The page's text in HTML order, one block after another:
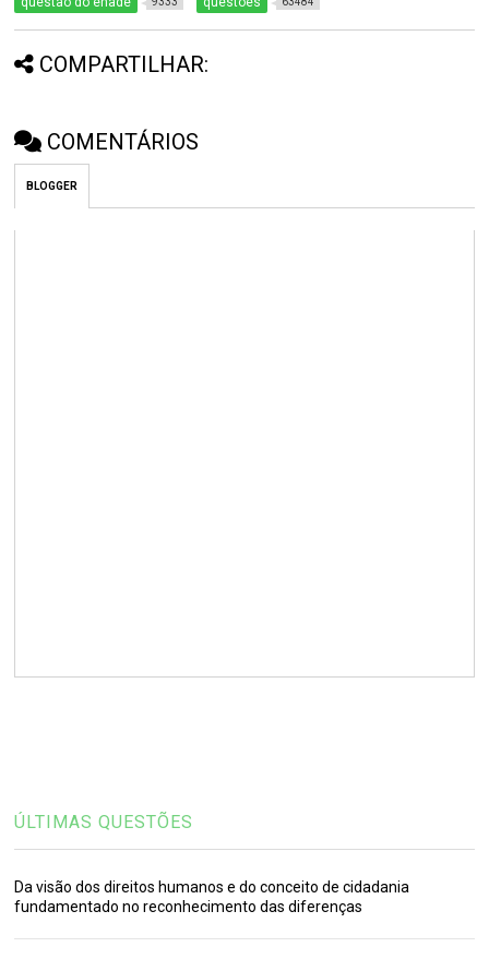
COMPARTILHAR:
COMENTÁRIOS
BLOGGER
ÚLTIMAS QUESTÕES
Da visão dos direitos humanos e do conceito de cidadania
fundamentado no reconhecimento das diferenças